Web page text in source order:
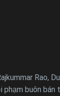
Rao,
buôn